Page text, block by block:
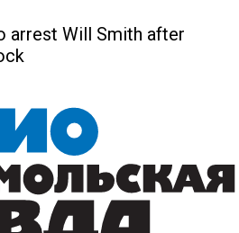
arrest Will Smith after